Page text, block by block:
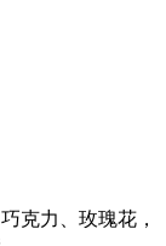
克力、玫瑰花，